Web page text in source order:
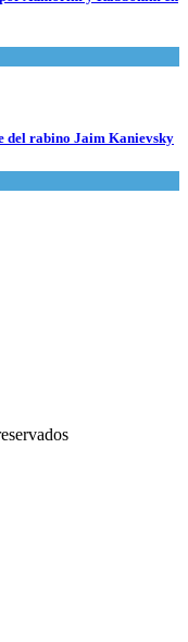
del rabino Jaim Kanievsky